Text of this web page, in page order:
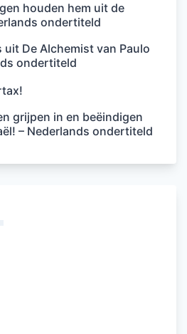
houden hem uit de
ondertiteld
uit De Alchemist van Paulo
ondertiteld
grijpen in en beëindigen
– Nederlands ondertiteld